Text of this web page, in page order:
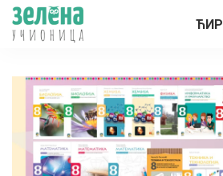
ЋИР